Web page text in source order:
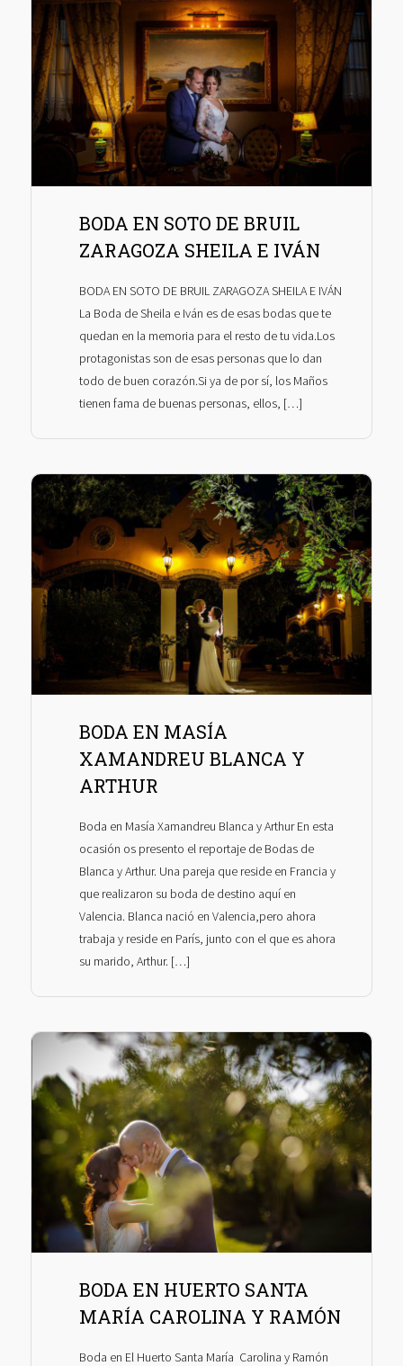
BODA EN SOTO DE BRUIL
ZARAGOZA SHEILA E IVÁN
BODA EN SOTO DE BRUIL ZARAGOZA SHEILA E IVÁN
La Boda de Sheila e Iván es de esas bodas que te
quedan en la memoria para el resto de tu vida.Los
protagonistas son de esas personas que lo dan
todo de buen corazón.Si ya de por sí, los Maños
tienen fama de buenas personas, ellos, […]
BODA EN MASÍA
XAMANDREU BLANCA Y
ARTHUR
Boda en Masía Xamandreu Blanca y Arthur En esta
ocasión os presento el reportaje de Bodas de
Blanca y Arthur. Una pareja que reside en Francia y
que realizaron su boda de destino aquí en
Valencia. Blanca nació en Valencia,pero ahora
trabaja y reside en París, junto con el que es ahora
su marido, Arthur. […]
BODA EN HUERTO SANTA
MARÍA CAROLINA Y RAMÓN
Boda en El Huerto Santa María Carolina y Ramón